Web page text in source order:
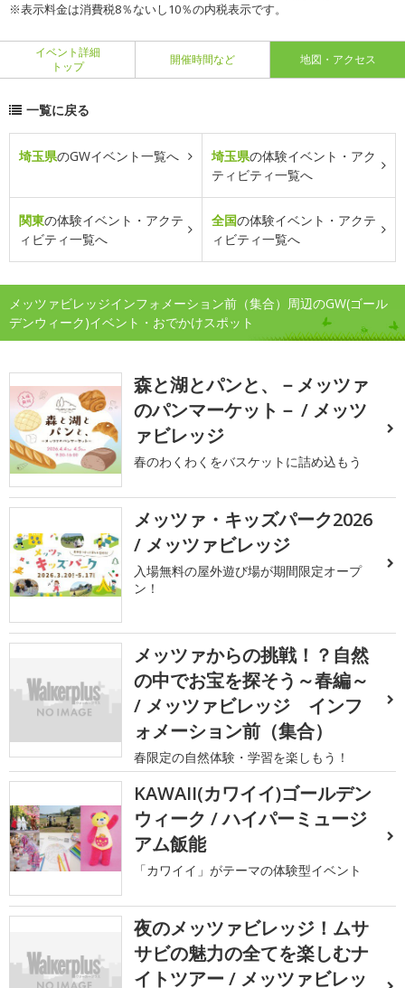
※表示料金は消費税8％ないし10％の内税表示です。
イベント詳細
トップ
開催時間など 地図・アクセス
一覧に戻る
埼玉県のGWイベント一覧へ 埼玉県の体験イベント・アク
ティビティ一覧へ
関東の体験イベント・アクテ
ィビティ一覧へ
全国の体験イベント・アクテ
ィビティ一覧へ
メッツァビレッジインフォメーション前（集合）周辺のGW(ゴール
デンウィーク)イベント・おでかけスポット
森と湖とパンと、－メッツァ
のパンマーケット－ / メッツ
ァビレッジ
春のわくわくをバスケットに詰め込もう
メッツァ・キッズパーク2026
/ メッツァビレッジ
入場無料の屋外遊び場が期間限定オープ
ン！
メッツァからの挑戦！？自然
の中でお宝を探そう～春編～
/ メッツァビレッジ インフ
ォメーション前（集合）
春限定の自然体験・学習を楽しもう！
KAWAII(カワイイ)ゴールデン
ウィーク / ハイパーミュージ
アム飯能
「カワイイ」がテーマの体験型イベント
夜のメッツァビレッジ！ムサ
サビの魅力の全てを楽しむナ
イトツアー / メッツァビレッ